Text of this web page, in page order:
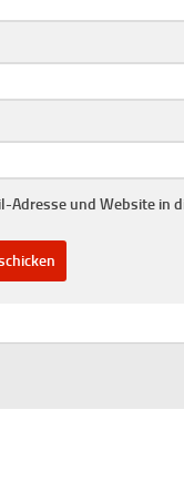
Adresse und Website in